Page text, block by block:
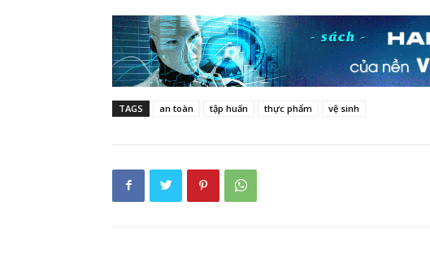
TAGS an toàn tập huấn thực phẩm vệ sinh